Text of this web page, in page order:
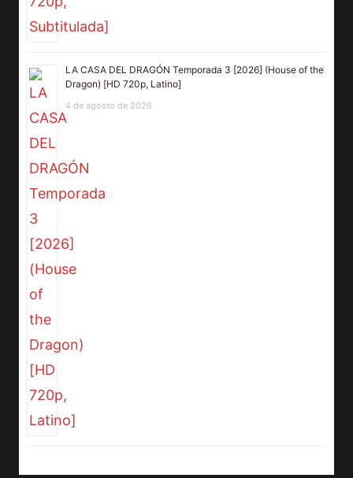
LA CASA DEL DRAGÓN Temporada 3 [2026] (House of the
Dragon) [HD 720p, Latino]
4 de agosto de 2026